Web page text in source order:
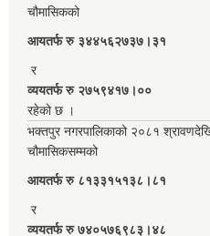
चौमासिकको
आयतर्फ रु‌ ३४४५६२७३७।३१
र
व्ययतर्फ रु २७५९४१७।००
रहेको छ ।
भक्तपुर नगरपालिकाको २०८१
चौमासिकसम्मको
आयतर्फ रु‌ ८१३३१५१३८।८१
र
व्ययतर्फ रु ७४०५७६९८३।४८